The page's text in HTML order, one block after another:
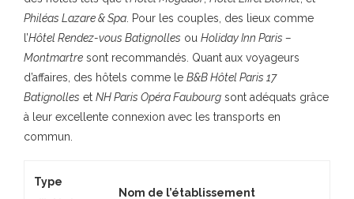
Philéas Lazare & Spa . Pour les couples, des lieux comme
l’Hôtel Rendez-vous Batignolles ou Holiday Inn Paris –
Montmartre sont recommandés. Quant aux voyageurs
d’affaires, des hôtels comme le B&B Hôtel Paris 17
Batignolles et NH Paris Opéra Faubourg sont adéquats grâce
à leur excellente connexion avec les transports en
commun.
Type
Nom de l’établissement